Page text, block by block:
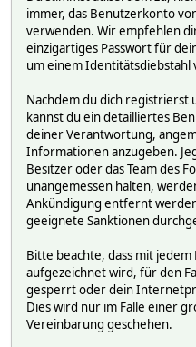
immer, das Benutzerkonto
verwenden. Wir empfehlen
einzigartiges Passwort für
um einem Identitätsdiebstahl
Nachdem du dich registrierst
kannst du ein detailliertes
deiner Verantwortung,
Informationen anzugeben.
Besitzer oder das Team des
unangemessen halten,
Ankündigung entfernt
geeignete Sanktionen
Bitte beachte, dass mit
aufgezeichnet wird, für den
gesperrt oder dein
Dies wird nur im Falle einer
Vereinbarung geschehen.